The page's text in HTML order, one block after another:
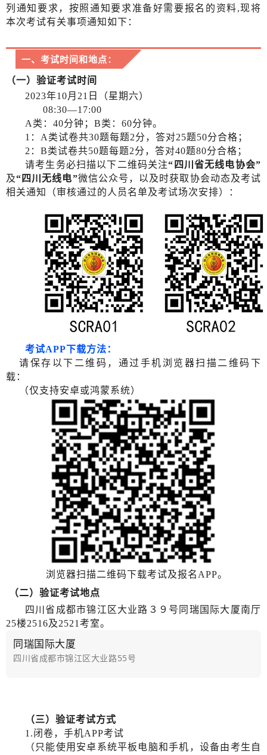
列通知要求，按照通知要求准备好需要报名的资料,现将
本次考试有关事项通知如下：
一、考试时间和地点：
（一）验证考试时间
2023年10月21日（星期六）
08:30—17:00
A类：40分钟；B类：60分钟。
1：A类试卷共30题每题2分，答对25题50分合格；
2：B类试卷共50题每题2分，答对40题80分合格；
请考生务必扫描以下二维码关注“四川省无线电协会”
及“四川无线电”微信公众号，以及时获取协会动态及考试
相关通知（审核通过的人员名单及考试场次安排）：
考试APP下载方法：
请保存以下二维码，通过手机浏览器扫描二维码下
载：
（仅支持安卓或鸿蒙系统）
浏览器扫描二维码下载考试及报名APP。
（二）验证考试地点
四川省成都市锦江区大业路３９号同瑞国际大厦南厅
25楼2516及2521考室。
同瑞国际大厦
四川省成都市锦江区大业路55号
（三）验证考试方式
1.闭卷，手机APP考试
（只能使用安卓系统平板电脑和手机，设备由考生自